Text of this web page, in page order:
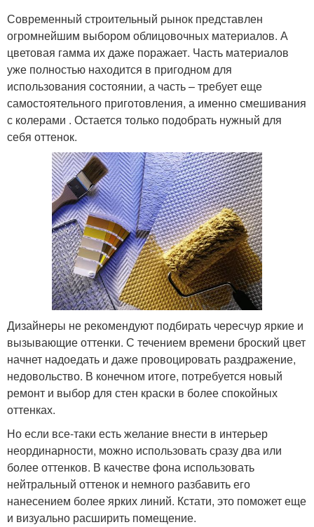
Современный строительный рынок представлен
огромнейшим выбором облицовочных материалов. А
цветовая гамма их даже поражает. Часть материалов
уже полностью находится в пригодном для
использования состоянии, а часть – требует еще
самостоятельного приготовления, а именно смешивания
с колерами . Остается только подобрать нужный для
себя оттенок.
Дизайнеры не рекомендуют подбирать чересчур яркие и
вызывающие оттенки. С течением времени броский цвет
начнет надоедать и даже провоцировать раздражение,
недовольство. В конечном итоге, потребуется новый
ремонт и выбор для стен краски в более спокойных
оттенках.
Но если все-таки есть желание внести в интерьер
неординарности, можно использовать сразу два или
более оттенков. В качестве фона использовать
нейтральный оттенок и немного разбавить его
нанесением более ярких линий. Кстати, это поможет еще
и визуально расширить помещение.